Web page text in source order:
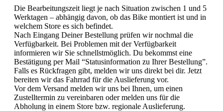
Die Bearbeitungszeit liegt je nach Situation zwischen 1 und 5
Werktagen – abhängig davon, ob das Bike montiert ist und in
welchem Store es sich befindet.
Nach Eingang Deiner Bestellung prüfen wir nochmal die
Verfügbarkeit. Bei Problemen mit der Verfügbarkeit
informieren wir Sie schnellstmöglich. Du bekommst eine
Bestätigung per Mail “Statusinformation zu Ihrer Bestellung”.
Falls es Rückfragen gibt, melden wir uns direkt bei dir. Jetzt
bereiten wir das Fahrrad für die Auslieferung vor.
Vor dem Versand melden wir uns bei Ihnen, um einen
Zustelltermin zu vereinbaren oder melden uns für die
Abholung in einem Store bzw. regionale Auslieferung.